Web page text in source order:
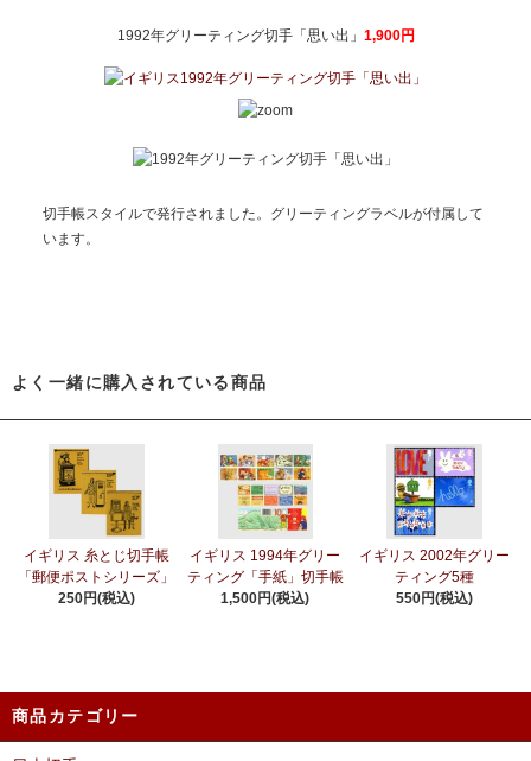
1992年グリーティング切手「思い出」 1,900円
切手帳スタイルで発行されました。グリーティングラベルが付属して
います。
よく一緒に購入されている商品
イギリス 糸とじ切手帳
「郵便ポストシリーズ」
250円(税込)
イギリス 1994年グリー
ティング「手紙」切手帳
1,500円(税込)
イギリス 2002年グリー
ティング5種
550円(税込)
商品カテゴリー